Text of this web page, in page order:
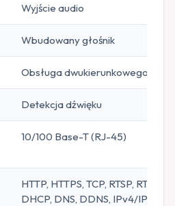
Wyjście audio
Wbudowany głośnik
Obsługa dwukierunkowego
Detekcja dźwięku
10/100 Base-T (RJ-45)
HTTP, HTTPS, TCP, RTSP, RTP,
DHCP, DNS, DDNS, IPv4/IPv6,